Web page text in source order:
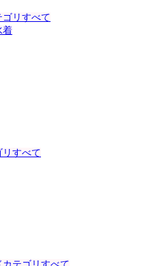
リすべて
着
リすべて